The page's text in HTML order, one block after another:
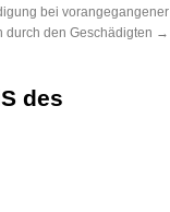
bei vorangegangener
durch den Geschädigten →
des